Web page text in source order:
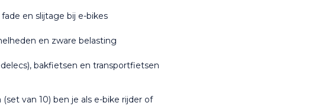
en slijtage bij e-bikes
en zware belasting
bakfietsen en transportfietsen
van 10) ben je als e-bike rijder of